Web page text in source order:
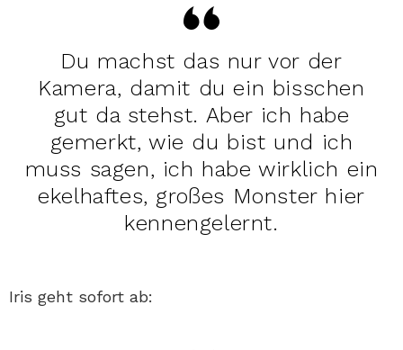
Du machst das nur vor der
Kamera, damit du ein bisschen
gut da stehst. Aber ich habe
gemerkt, wie du bist und ich
muss sagen, ich habe wirklich ein
ekelhaftes, großes Monster hier
kennengelernt.
Iris geht sofort ab: